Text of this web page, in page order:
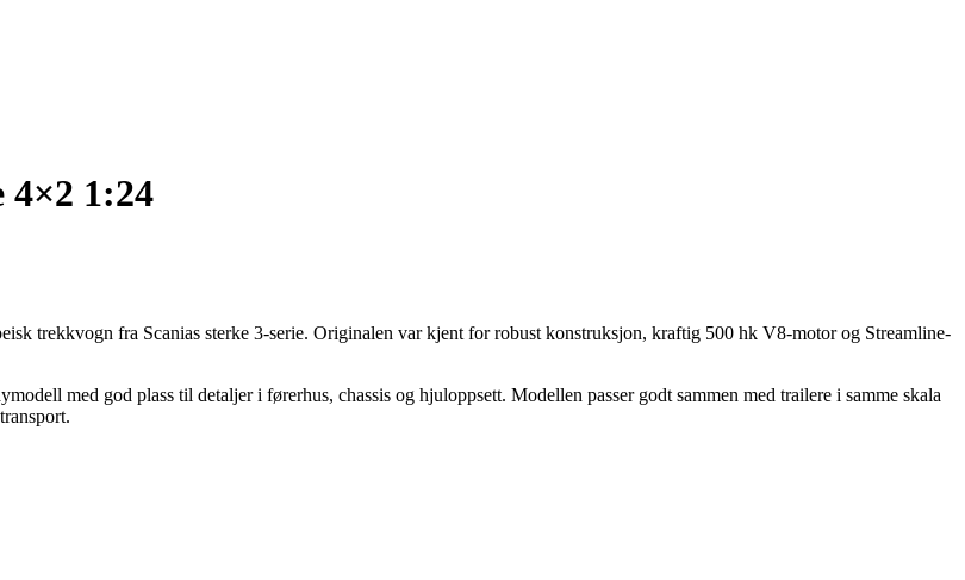
4×2 1:24
trekkvogn fra Scanias sterke 3-serie. Originalen var kjent for robust konstruksjon, kraftig 500 hk V8-motor og Streamline-
med god plass til detaljer i førerhus, chassis og hjuloppsett. Modellen passer godt sammen med trailere i samme skala